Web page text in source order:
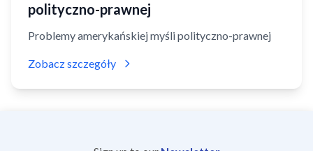
polityczno-prawnej
Problemy amerykańskiej myśli polityczno-prawnej
Zobacz szczegóły